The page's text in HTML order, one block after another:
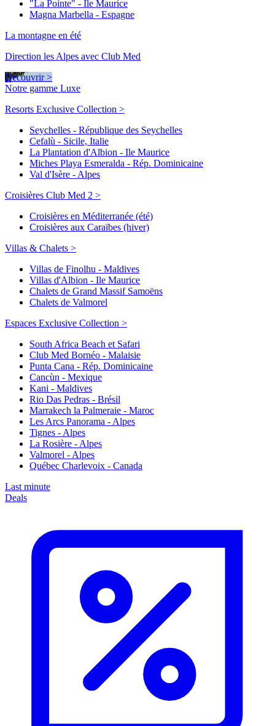
"La Pointe" - Ile Maurice
Magna Marbella - Espagne
La montagne en été
Direction les Alpes avec Club Med
Découvrir >
Notre gamme Luxe
Resorts Exclusive Collection >
Seychelles - République des Seychelles
Cefalù - Sicile, Italie
La Plantation d'Albion - Ile Maurice
Miches Playa Esmeralda - Rép. Dominicaine
Val d'Isère - Alpes
Croisières Club Med 2 >
Croisières en Méditerranée (été)
Croisières aux Caraïbes (hiver)
Villas & Chalets >
Villas de Finolhu - Maldives
Villas d'Albion - Ile Maurice
Chalets de Grand Massif Samoëns
Chalets de Valmorel
Espaces Exclusive Collection >
South Africa Beach et Safari
Club Med Bornéo - Malaisie
Punta Cana - Rép. Dominicaine
Cancùn - Mexique
Kani - Maldives
Rio Das Pedras - Brésil
Marrakech la Palmeraie - Maroc
Les Arcs Panorama - Alpes
Tignes - Alpes
La Rosière - Alpes
Valmorel - Alpes
Québec Charlevoix - Canada
Last minute
Deals